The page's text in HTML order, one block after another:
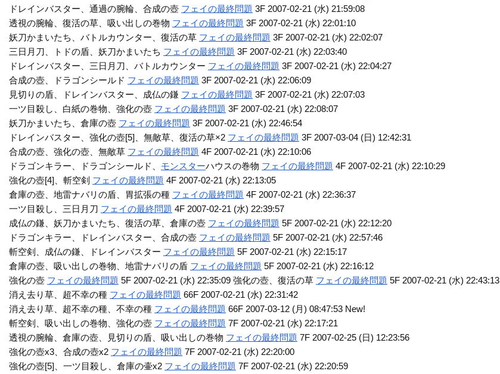
ドレインバスター、通過の腕輪、合成の壺 フェイの最終問題 3F 2007-02-21 (水) 21:59:08
透視の腕輪、復活の草、吸い出しの巻物 フェイの最終問題 3F 2007-02-21 (水) 22:01:10
妖刀かまいたち、バトルカウンター、復活の草 フェイの最終問題 3F 2007-02-21 (水) 22:02:07
三日月刀、トドの盾、妖刀かまいたち フェイの最終問題 3F 2007-02-21 (水) 22:03:40
ドレインバスター、三日月刀、バトルカウンター フェイの最終問題 3F 2007-02-21 (水) 22:04:27
合成の壺、ドラゴンシールド フェイの最終問題 3F 2007-02-21 (水) 22:06:09
見切りの盾、ドレインバスター、成仏の鎌 フェイの最終問題 3F 2007-02-21 (水) 22:07:03
一ツ目殺し、白紙の巻物、強化の壺 フェイの最終問題 3F 2007-02-21 (水) 22:08:07
妖刀かまいたち、倉庫の壺 フェイの最終問題 3F 2007-02-21 (水) 22:46:54
ドレインバスター、強化の壺[5]、無敵草、復活の草×2 フェイの最終問題 3F 2007-03-04 (日) 12:42:31
合成の壺、強化の壺、無敵草 フェイの最終問題 4F 2007-02-21 (水) 22:10:06
ドラゴンキラー、ドラゴンシールド、 モンスターハウスの巻物 フェイの最終問題 4F 2007-02-21 (水) 22:10:29
強化の壺[4]、斬空剣 フェイの最終問題 4F 2007-02-21 (水) 22:13:05
倉庫の壺、地雷ナバリの盾、胃拡張の種 フェイの最終問題 4F 2007-02-21 (水) 22:36:37
一ツ目殺し、三日月刀 フェイの最終問題 4F 2007-02-21 (水) 22:39:57
成仏の鎌、妖刀かまいたち、復活の草、倉庫の壺 フェイの最終問題 5F 2007-02-21 (水) 22:12:20
ドラゴンキラー、ドレインバスター、合成の壺 フェイの最終問題 5F 2007-02-21 (水) 22:57:46
斬空剣、成仏の鎌、ドレインバスター フェイの最終問題 5F 2007-02-21 (水) 22:15:17
倉庫の壺、吸い出しの巻物、地雷ナバリの盾 フェイの最終問題 5F 2007-02-21 (水) 22:16:12
強化の壺 フェイの最終問題 5F 2007-02-21 (水) 22:35:09 強化の壺、復活の草 フェイの最終問題 5F 2007-02-21 (水) 22:43:13
消え去り草、超不幸の種 フェイの最終問題 66F 2007-02-21 (水) 22:31:42
消え去り草、超不幸の種、不幸の種 フェイの最終問題 66F 2007-03-12 (月) 08:47:53 New!
斬空剣、吸い出しの巻物、強化の壺 フェイの最終問題 7F 2007-02-21 (水) 22:17:21
透視の腕輪、倉庫の壺、見切りの盾、吸い出しの巻物 フェイの最終問題 7F 2007-02-25 (日) 12:23:56
強化の壺x3、合成の壺x2 フェイの最終問題 7F 2007-02-21 (水) 22:20:00
強化の壺[5]、一ツ目殺し、倉庫の壷x2 フェイの最終問題 7F 2007-02-21 (水) 22:20:59